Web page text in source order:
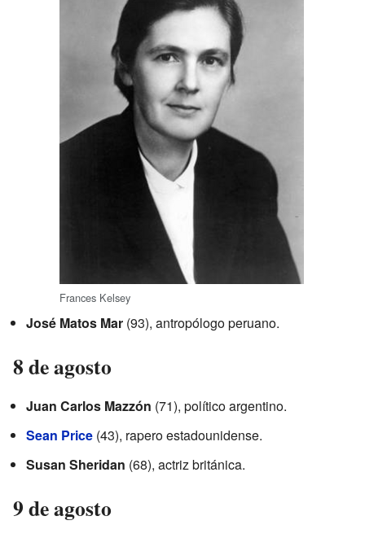
Frances Kelsey
José Matos Mar (93), antropólogo peruano.
8 de agosto
Juan Carlos Mazzón (71), político argentino.
Sean Price (43), rapero estadounidense.
Susan Sheridan (68), actriz británica.
9 de agosto